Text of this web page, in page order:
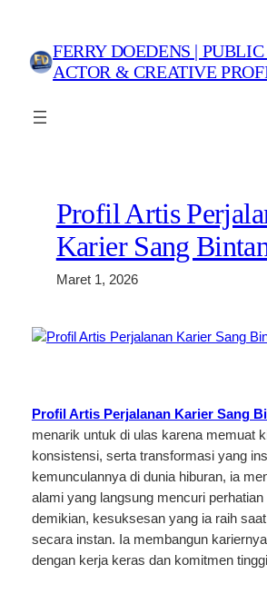
konten FERRY DOEDENS |
ACTOR & CREATIVE
Profil Artis
Karier Sang
Maret 1, 2026
Profil Artis Perjalanan Karier Sang
menarik untuk di ulas karena memuat
konsistensi, serta transformasi yang
kemunculannya di dunia hiburan, ia
alami yang langsung mencuri
demikian, kesuksesan yang ia raih
secara instan. Ia membangun
dengan kerja keras dan komitmen